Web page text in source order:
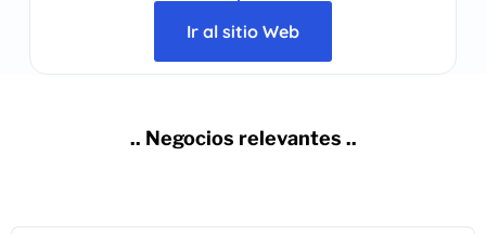
Ir al sitio Web
.. Negocios relevantes ..